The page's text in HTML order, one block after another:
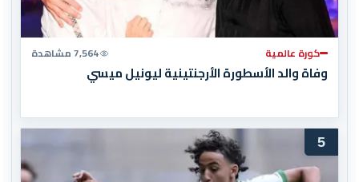
كورة عالمية 7,564 مشاهدة
وفاة والد الأسطورة الأرجنتينية ليونيل ميسي
5